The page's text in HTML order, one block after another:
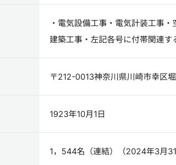
・電気設備工事・電気計装工事
建築工事・左記各号に付帯関連す
〒212-0013神奈川県川崎市幸区
1923年10月1日
1，544名（連結）（2024年3月31